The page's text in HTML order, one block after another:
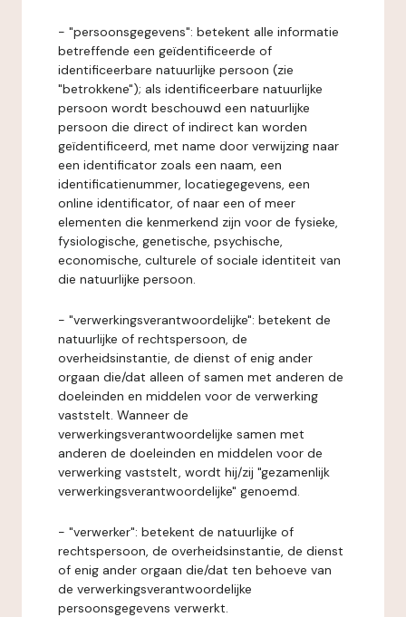
- "persoonsgegevens": betekent alle informatie
betreffende een geïdentificeerde of
identificeerbare natuurlijke persoon (zie
"betrokkene"); als identificeerbare natuurlijke
persoon wordt beschouwd een natuurlijke
persoon die direct of indirect kan worden
geïdentificeerd, met name door verwijzing naar
een identificator zoals een naam, een
identificatienummer, locatiegegevens, een
online identificator, of naar een of meer
elementen die kenmerkend zijn voor de fysieke,
fysiologische, genetische, psychische,
economische, culturele of sociale identiteit van
die natuurlijke persoon.
- "verwerkingsverantwoordelijke": betekent de
natuurlijke of rechtspersoon, de
overheidsinstantie, de dienst of enig ander
orgaan die/dat alleen of samen met anderen de
doeleinden en middelen voor de verwerking
vaststelt. Wanneer de
verwerkingsverantwoordelijke samen met
anderen de doeleinden en middelen voor de
verwerking vaststelt, wordt hij/zij "gezamenlijk
verwerkingsverantwoordelijke" genoemd.
- "verwerker": betekent de natuurlijke of
rechtspersoon, de overheidsinstantie, de dienst
of enig ander orgaan die/dat ten behoeve van
de verwerkingsverantwoordelijke
persoonsgegevens verwerkt.